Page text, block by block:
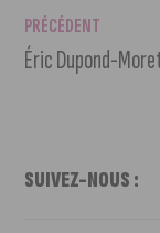
PRÉCÉDENT
SUIVEZ-NOUS :